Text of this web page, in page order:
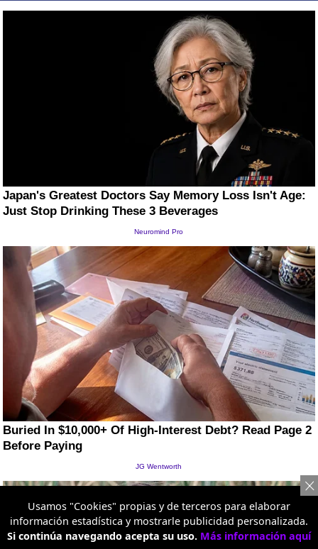
Usamos "Cookies" propias y de terceros para elaborar
información estadística y mostrarle publicidad personalizada.
Si continúa navegando acepta su uso. Más información aquí